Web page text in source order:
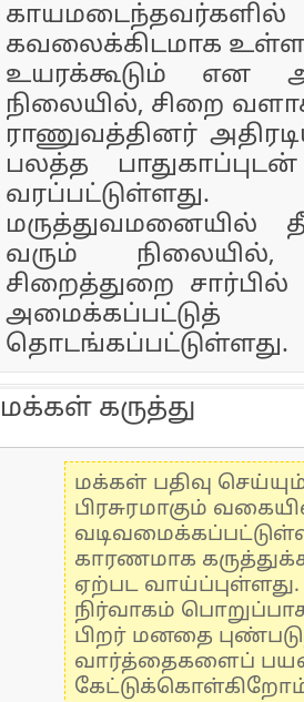
காயமடைந்தவர்களில்
கவலைக்கிடமாக
உயரக்கூடும் என
நிலையில், சிறை
ராணுவத்தினர்
பலத்த
மருத்துவமனையில்
வரும்
சிறைத்துறை சார்பில்
தொடங்கப்பட்டுள்ளது.
மக்கள் கருத்து
மக்கள் பதிவு
பிரசுரமாகும்
காரணமாக
ஏற்பட
நிர்வாகம்
பிறர் மனதை
வார்த்தைகளைப்